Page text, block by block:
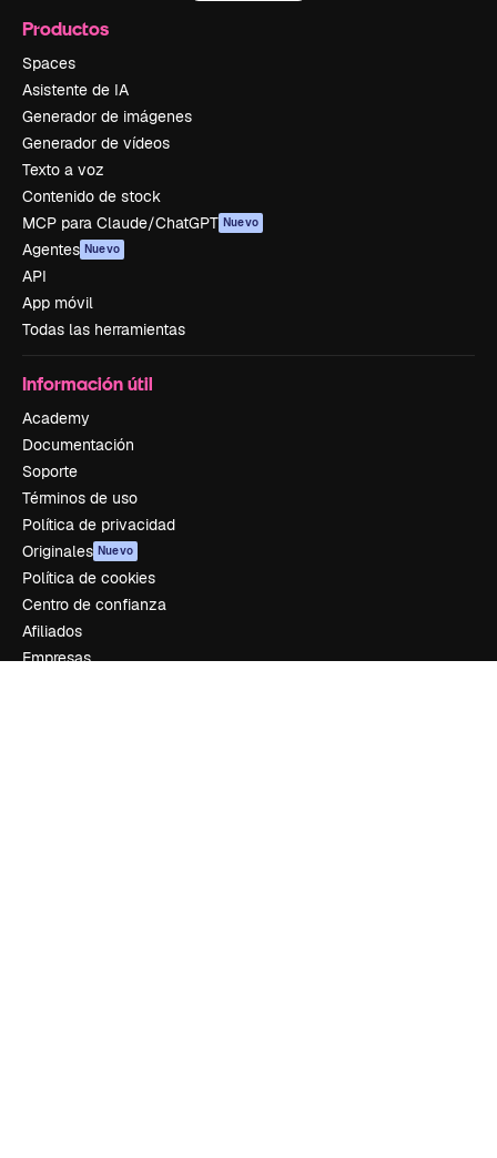
Productos
Spaces
Asistente de IA
Generador de imágenes
Generador de vídeos
Texto a voz
Contenido de stock
MCP para Claude/ChatGPT Nuevo
Agentes Nuevo
API
App móvil
Todas las herramientas
Información útil
Academy
Documentación
Soporte
Términos de uso
Política de privacidad
Originales Nuevo
Política de cookies
Centro de confianza
Afiliados
Empresas